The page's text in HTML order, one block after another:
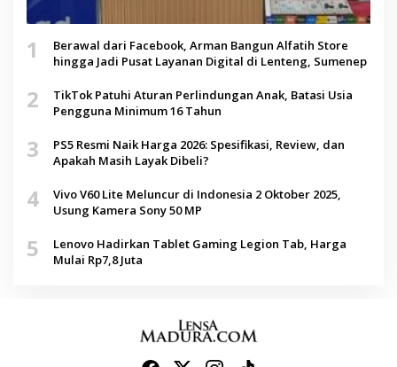
1
Berawal dari Facebook, Arman Bangun Alfatih Store
hingga Jadi Pusat Layanan Digital di Lenteng, Sumenep
2
TikTok Patuhi Aturan Perlindungan Anak, Batasi Usia
Pengguna Minimum 16 Tahun
3
PS5 Resmi Naik Harga 2026: Spesifikasi, Review, dan
Apakah Masih Layak Dibeli?
4
Vivo V60 Lite Meluncur di Indonesia 2 Oktober 2025,
Usung Kamera Sony 50 MP
5
Lenovo Hadirkan Tablet Gaming Legion Tab, Harga
Mulai Rp7,8 Juta